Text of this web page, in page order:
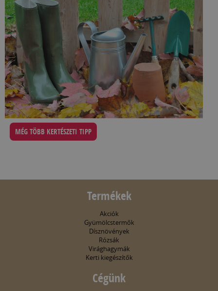
MÉG TÖBB KERTÉSZETI TIPP
Termékek
Akciók
Gyümölcstermők
Dísznövények
Rózsák
Virághagymák
Kerti kiegészítők
Cégünk